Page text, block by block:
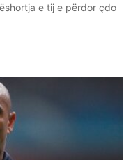
e tij e përdor çdo